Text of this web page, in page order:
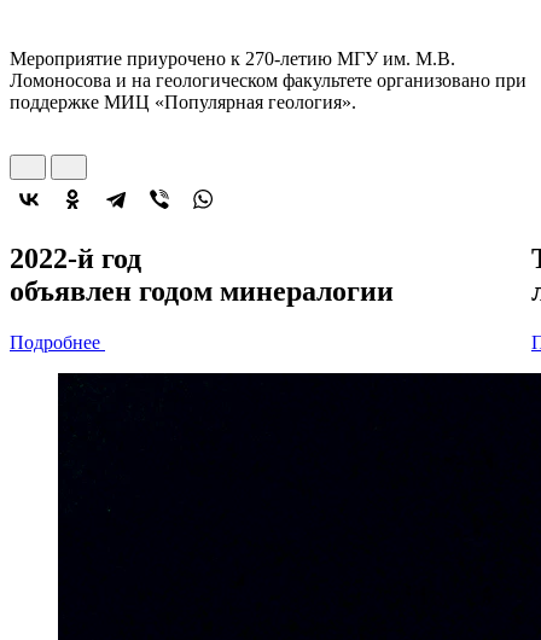
Мероприятие приурочено к 270-летию МГУ им. М.В.
Ломоносова и на геологическом факультете организовано при
поддержке МИЦ «Популярная геология».
2022-й год
объявлен годом минералогии
Подробнее